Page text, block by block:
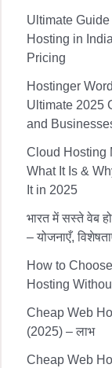
Ultimate
Hosting in
Pricing
Hostinger
Ultimate 2025
and
Cloud Hosting
What It Is &
It in 2025
भारत में सस्ते वेब
– योजनाएँ,
How to
Hosting
Cheap Web
(2025) – लाभ
Cheap Web